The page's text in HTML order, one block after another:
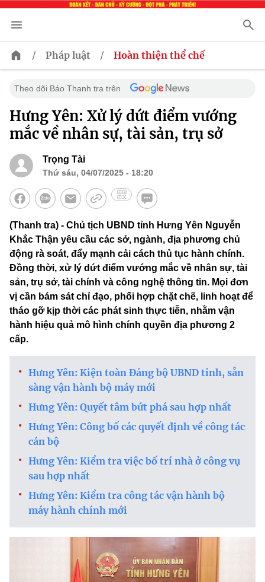
/ Pháp luật / Hoàn thiện thể chế
Theo dõi Báo Thanh tra trên
Hưng Yên: Xử lý dứt điểm vướng
mắc về nhân sự, tài sản, trụ sở
Trọng Tài
Thứ sáu, 04/07/2025 - 18:20
(Thanh tra) - Chủ tịch UBND tỉnh Hưng Yên Nguyễn
Khắc Thận yêu cầu các sở, ngành, địa phương chủ
động rà soát, đẩy mạnh cải cách thủ tục hành chính.
Đồng thời, xử lý dứt điểm vướng mắc về nhân sự, tài
sản, trụ sở, tài chính và công nghệ thông tin. Mọi đơn
vị cần bám sát chỉ đạo, phối hợp chặt chẽ, linh hoạt để
tháo gỡ kịp thời các phát sinh thực tiễn, nhằm vận
hành hiệu quả mô hình chính quyền địa phương 2
cấp.
Hưng Yên: Kiện toàn Đảng bộ UBND tỉnh, sẵn
sàng vận hành bộ máy mới
Hưng Yên: Quyết tâm bứt phá sau hợp nhất
Hưng Yên: Công bố các quyết định về công tác
cán bộ
Hưng Yên: Kiểm tra việc bố trí nhà ở công vụ
sau hợp nhất
Hưng Yên: Kiểm tra công tác vận hành bộ
máy hành chính mới